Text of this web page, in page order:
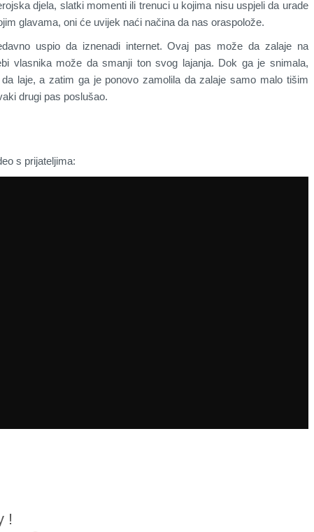
djela, slatki momenti ili trenuci u kojima nisu uspjeli da urade
glavama, oni će uvijek naći načina da nas oraspolože.
uspio da iznenadi internet. Ovaj pas može da zalaje na
vlasnika može da smanji ton svog lajanja. Dok ga je snimala,
laje, a zatim ga je ponovo zamolila da zalaje samo malo tišim
drugi pas poslušao.
s prijateljima:
!